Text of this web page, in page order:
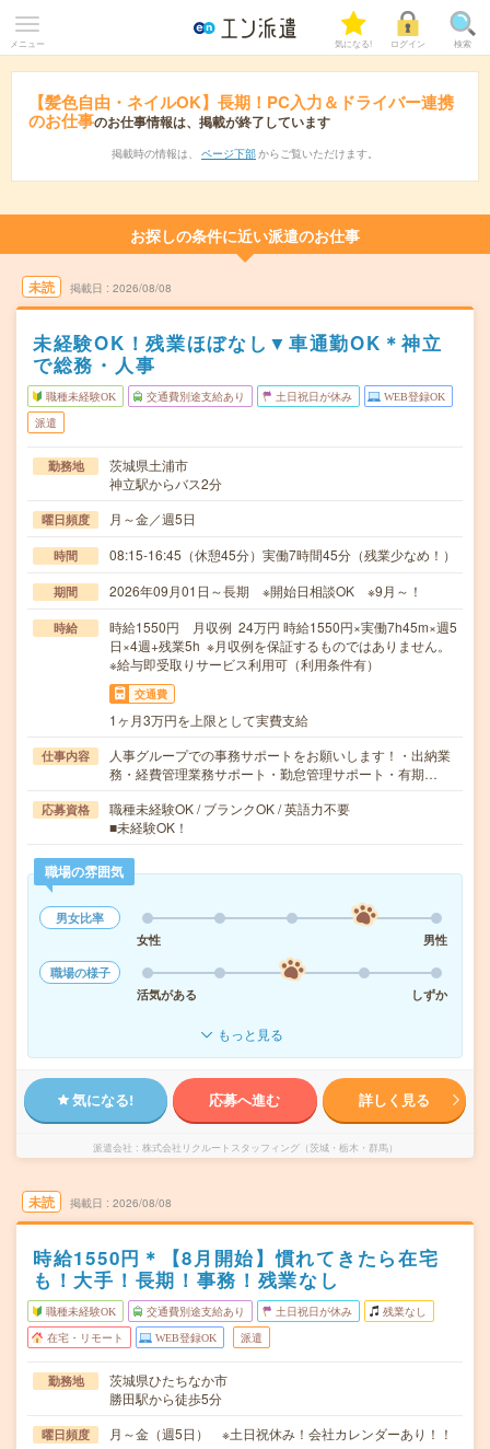
メニュー 気になる! ログイン 検索
【髪色自由・ネイルOK】長期！PC入力＆ドライバー連携
のお仕事のお仕事情報は、掲載が終了しています
掲載時の情報は、 ページ下部 からご覧いただけます。
お探しの条件に近い派遣のお仕事
未読 掲載日 2026/08/08
未経験OK！残業ほぼなし▼車通勤OK＊神立
で総務・人事
職種未経験OK 交通費別途支給あり 土日祝日が休み WEB登録OK
派遣
勤務地
茨城県土浦市
神立駅からバス2分
曜日頻度 月～金／週5日
時間 08:15-16:45（休憩45分）実働7時間45分（残業少なめ！）
期間 2026年09月01日～長期 ※開始日相談OK ※9月～！
時給
時給1550円 月収例 24万円 時給1550円×実働7h45m×週5
日×4週+残業5h ※月収例を保証するものではありません。
※給与即受取りサービス利用可（利用条件有）
交通費
1ヶ月3万円を上限として実費支給
仕事内容
人事グループでの事務サポートをお願いします！・出納業
務・経費管理業務サポート・勤怠管理サポート・有期…
応募資格
職種未経験OK / ブランクOK / 英語力不要
■未経験OK！
職場の雰囲気
男女比率
女性
男性
職場の様子
活気がある
しずか
もっと見る
気になる! 応募へ進む 詳しく見る
派遣会社 株式会社リクルートスタッフィング（茨城・栃木・群馬）
未読 掲載日 2026/08/08
時給1550円＊【8月開始】慣れてきたら在宅
も！大手！長期！事務！残業なし
職種未経験OK 交通費別途支給あり 土日祝日が休み 残業なし
在宅・リモート WEB登録OK 派遣
勤務地
茨城県ひたちなか市
勝田駅から徒歩5分
曜日頻度 月～金（週5日） ※土日祝休み！会社カレンダーあり！！